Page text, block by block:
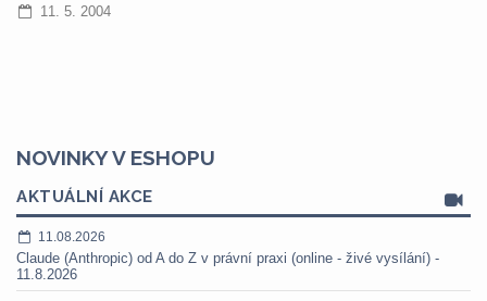
11. 5. 2004
NOVINKY V ESHOPU
AKTUÁLNÍ AKCE
11.08.2026
Claude (Anthropic) od A do Z v právní praxi (online - živé vysílání) -
11.8.2026